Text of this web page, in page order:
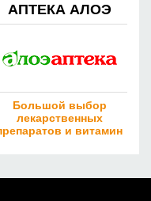
АПТЕКА АЛОЭ
Большой выбор
лекарственных
и витамин